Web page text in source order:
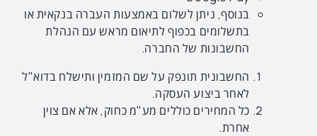
בנוסף, ניתן לשלום באמצעות העברה בנקאית או
בתשלומים בכפוף לתיאום מראש עם הנהלת
החשבונות של החברה.
החשבונית תונפק על שם המזמין ותישלח בדוא"ל
לאחר ביצוע העסקה.
כל המחירים כוללים מע"מ כחוק, אלא אם צוין
אחרת.